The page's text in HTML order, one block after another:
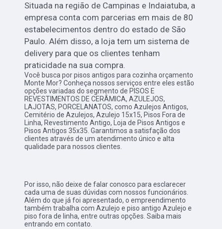
Situada na região de Campinas e Indaiatuba, a
empresa conta com parcerias em mais de 80
estabelecimentos dentro do estado de São
Paulo. Além disso, a loja tem um sistema de
delivery para que os clientes tenham
praticidade na sua compra.
Você busca por pisos antigos para cozinha orçamento
Monte Mor? Conheça nossos serviços entre eles estão
opções variadas do segmento de PISOS E
REVESTIMENTOS DE CERÂMICA, AZULEJOS,
LAJOTAS, PORCELANATOS, como Azulejos Antigos,
Cemitério de Azulejos, Azulejo 15x15, Pisos Fora de
Linha, Revestimento Antigo, Loja de Pisos Antigos e
Pisos Antigos 35x35. Garantimos a satisfação dos
clientes através de um atendimento único e alta
qualidade para nossos clientes.
Por isso, não deixe de falar conosco para esclarecer
cada uma de suas dúvidas com nossos funcionários.
Além do que já foi apresentado, o empreendimento
também trabalha com Azulejo e piso antigo Azulejo e
piso fora de linha, entre outras opções. Saiba mais
entrando em contato.